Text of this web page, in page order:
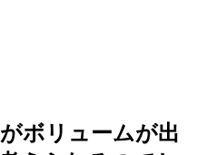
ボリュームが出